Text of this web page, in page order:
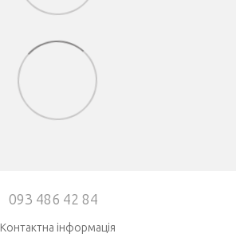
093 486 42 84
Контактна інформація